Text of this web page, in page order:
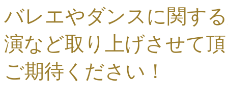
バレエやダンスに関す
演など取り上げさせて
ご期待ください！